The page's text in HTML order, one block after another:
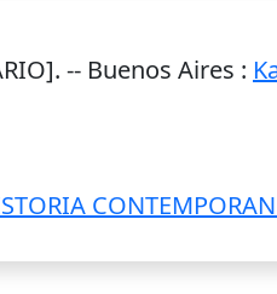
-- Buenos Aires :